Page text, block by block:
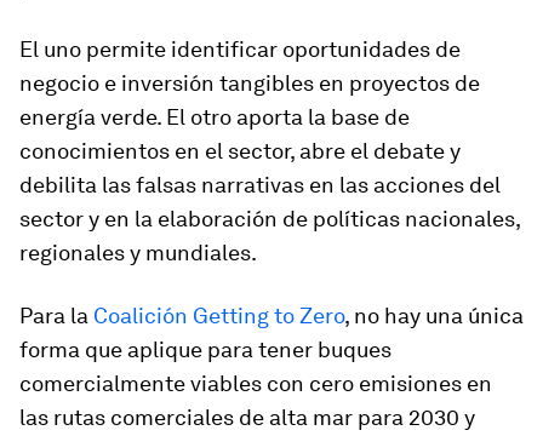
El uno permite identificar oportunidades de
negocio e inversión tangibles en proyectos de
energía verde. El otro aporta la base de
conocimientos en el sector, abre el debate y
debilita las falsas narrativas en las acciones del
sector y en la elaboración de políticas nacionales,
regionales y mundiales.
Para la Coalición Getting to Zero, no hay una única
forma que aplique para tener buques
comercialmente viables con cero emisiones en
las rutas comerciales de alta mar para 2030 y